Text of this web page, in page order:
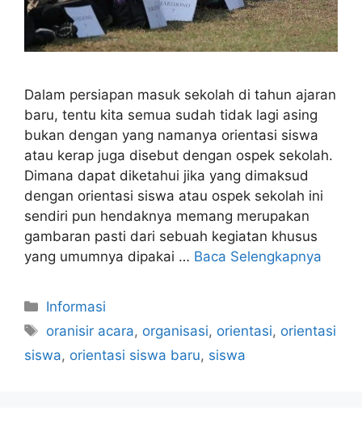
Dalam persiapan masuk sekolah di tahun ajaran
baru, tentu kita semua sudah tidak lagi asing
bukan dengan yang namanya orientasi siswa
atau kerap juga disebut dengan ospek sekolah.
Dimana dapat diketahui jika yang dimaksud
dengan orientasi siswa atau ospek sekolah ini
sendiri pun hendaknya memang merupakan
gambaran pasti dari sebuah kegiatan khusus
yang umumnya dipakai … Baca Selengkapnya
Kategori
Informasi
Tag
oranisir acara, organisasi, orientasi, orientasi
siswa, orientasi siswa baru, siswa